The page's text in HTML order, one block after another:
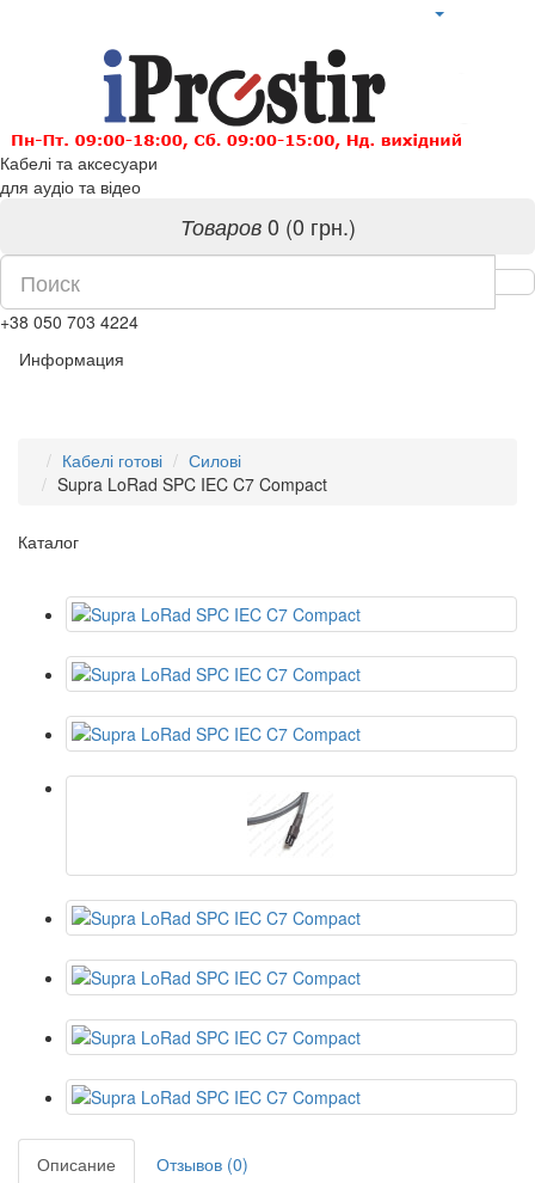
Кабелі та аксесуари
для аудіо та відео
Товаров0 (0 грн.)
+38 050 703 4224
Информация
Кабелі готові
Силові
Supra LoRad SPC IEC C7 Compact
Каталог
Описание
Отзывов (0)